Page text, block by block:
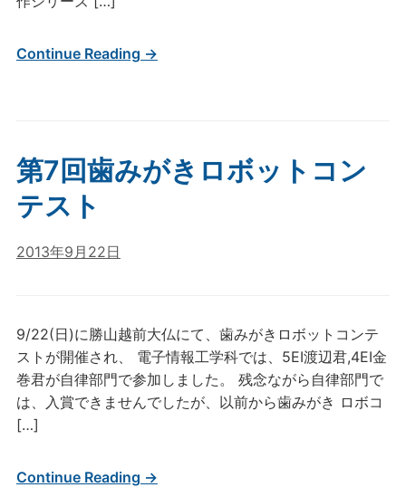
Continue Reading →
第7回歯みがきロボットコン
テスト
2013年9月22日
9/22(日)に勝山越前大仏にて、歯みがきロボットコンテ
ストが開催され、 電子情報工学科では、5EI渡辺君,4EI金
巻君が自律部門で参加しました。 残念ながら自律部門で
は、入賞できませんでしたが、以前から歯みがき ロボコ
[…]
Continue Reading →